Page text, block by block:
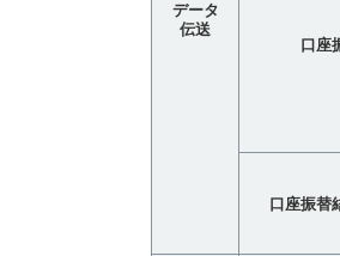
データ
伝送
口座
口座振替